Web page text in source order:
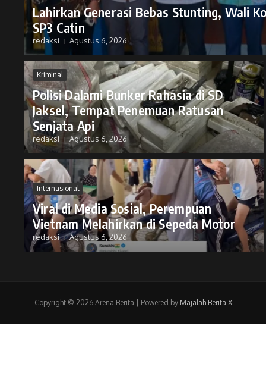
Lahirkan Generasi Bebas Stunting, Wali
SP3 Catin
redaksi Agustus 6, 2026
Kriminal
Polisi Dalami Bunker Rahasia di SD
Jaksel, Tempat Penemuan Ratusan
Senjata Api
redaksi Agustus 6, 2026
Internasional
Viral di Media Sosial, Perempuan
Vietnam Melahirkan di Sepeda Motor
redaksi Agustus 6, 2026
Copyright © 2026 Arena Berita | Powered by Majalah Berita X